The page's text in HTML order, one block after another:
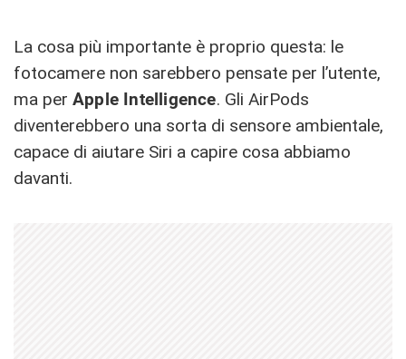
La cosa più importante è proprio questa: le
fotocamere non sarebbero pensate per l’utente,
ma per Apple Intelligence. Gli AirPods
diventerebbero una sorta di sensore ambientale,
capace di aiutare Siri a capire cosa abbiamo
davanti.